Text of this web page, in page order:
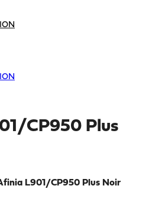
CP950 Plus
L901/CP950 Plus Noir